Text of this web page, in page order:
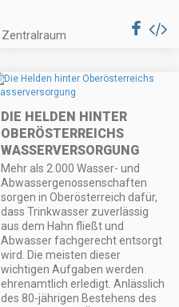
Zentralraum
DIE HELDEN HINTER
OBERÖSTERREICHS
WASSERVERSORGUNG
Mehr als 2.000 Wasser- und
Abwassergenossenschaften
sorgen in Oberösterreich dafür,
dass Trinkwasser zuverlässig
aus dem Hahn fließt und
Abwasser fachgerecht entsorgt
wird. Die meisten dieser
wichtigen Aufgaben werden
ehrenamtlich erledigt. Anlässlich
des 80-jährigen Bestehens des